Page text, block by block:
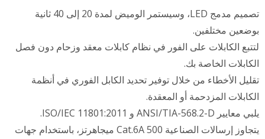
تصميم مدمج LED، وسيستمر الوميض لمدة 20 إلى 40 ثانية
بوضعين مختلفين.
لتتبع الكابلات على الفور في نظام كابلات معقد وزحام دون فصل
الكابلات الخاصة بك.
تقليل الأخطاء من خلال توفير تحديد الكابل الفوري في أنظمة
الكابلات المزدحمة أو المعقدة.
يلبي معايير ANSI/TIA-568.2-D و ISO/IEC 11801:2011.
يتجاوز إرسالات الصناعية Cat.6A 500 ميجاهرتز، باستخدام جهات